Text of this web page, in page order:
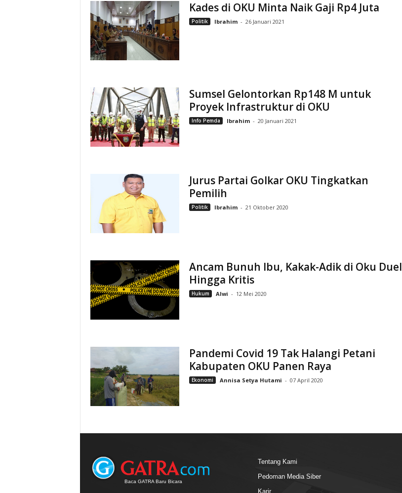
Kades di OKU Minta Naik Gaji Rp4 Juta
Politik Ibrahim - 26 Januari 2021
Sumsel Gelontorkan Rp148 M untuk
Proyek Infrastruktur di OKU
Info Pemda Ibrahim - 20 Januari 2021
Jurus Partai Golkar OKU Tingkatkan
Pemilih
Politik Ibrahim - 21 Oktober 2020
Ancam Bunuh Ibu, Kakak-Adik di Oku Duel
Hingga Kritis
Hukum Alwi - 12 Mei 2020
Pandemi Covid 19 Tak Halangi Petani
Kabupaten OKU Panen Raya
Ekonomi Annisa Setya Hutami - 07 April 2020
Baca GATRA Baru Bicara
Tentang Kami
Pedoman Media Siber
Karir